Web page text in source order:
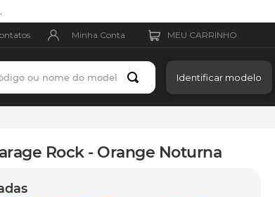
Minha Conta
ou nome do modelo
Identificar modelo
Rock - Orange Noturna